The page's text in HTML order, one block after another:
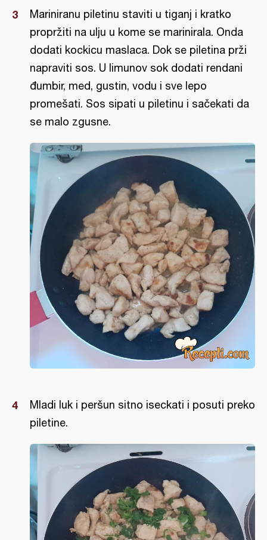
Mariniranu piletinu staviti u tiganj i kratko
propržiti na ulju u kome se marinirala. Onda
dodati kockicu maslaca. Dok se piletina prži
napraviti sos. U limunov sok dodati rendani
đumbir, med, gustin, vodu i sve lepo
promešati. Sos sipati u piletinu i sačekati da
se malo zgusne.
Mladi luk i peršun sitno iseckati i posuti preko
piletine.